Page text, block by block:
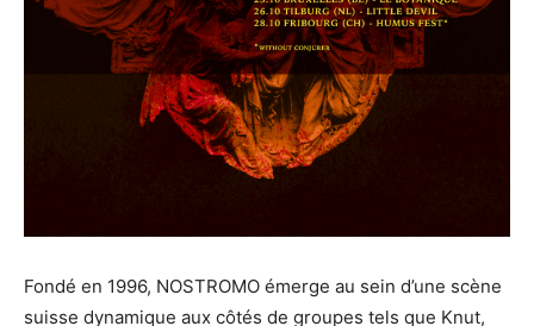
Fondé en 1996, NOSTROMO émerge au sein d’une scène
suisse dynamique aux côtés de groupes tels que Knut,